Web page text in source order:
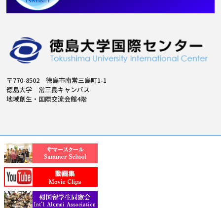
〒770-8502 徳島市南常三島町1-1
徳島大学 常三島キャンパス
地域創生・国際交流会館4階